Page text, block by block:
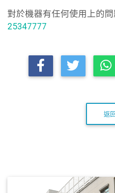
對於機器有任何使用上的
25347777
返回